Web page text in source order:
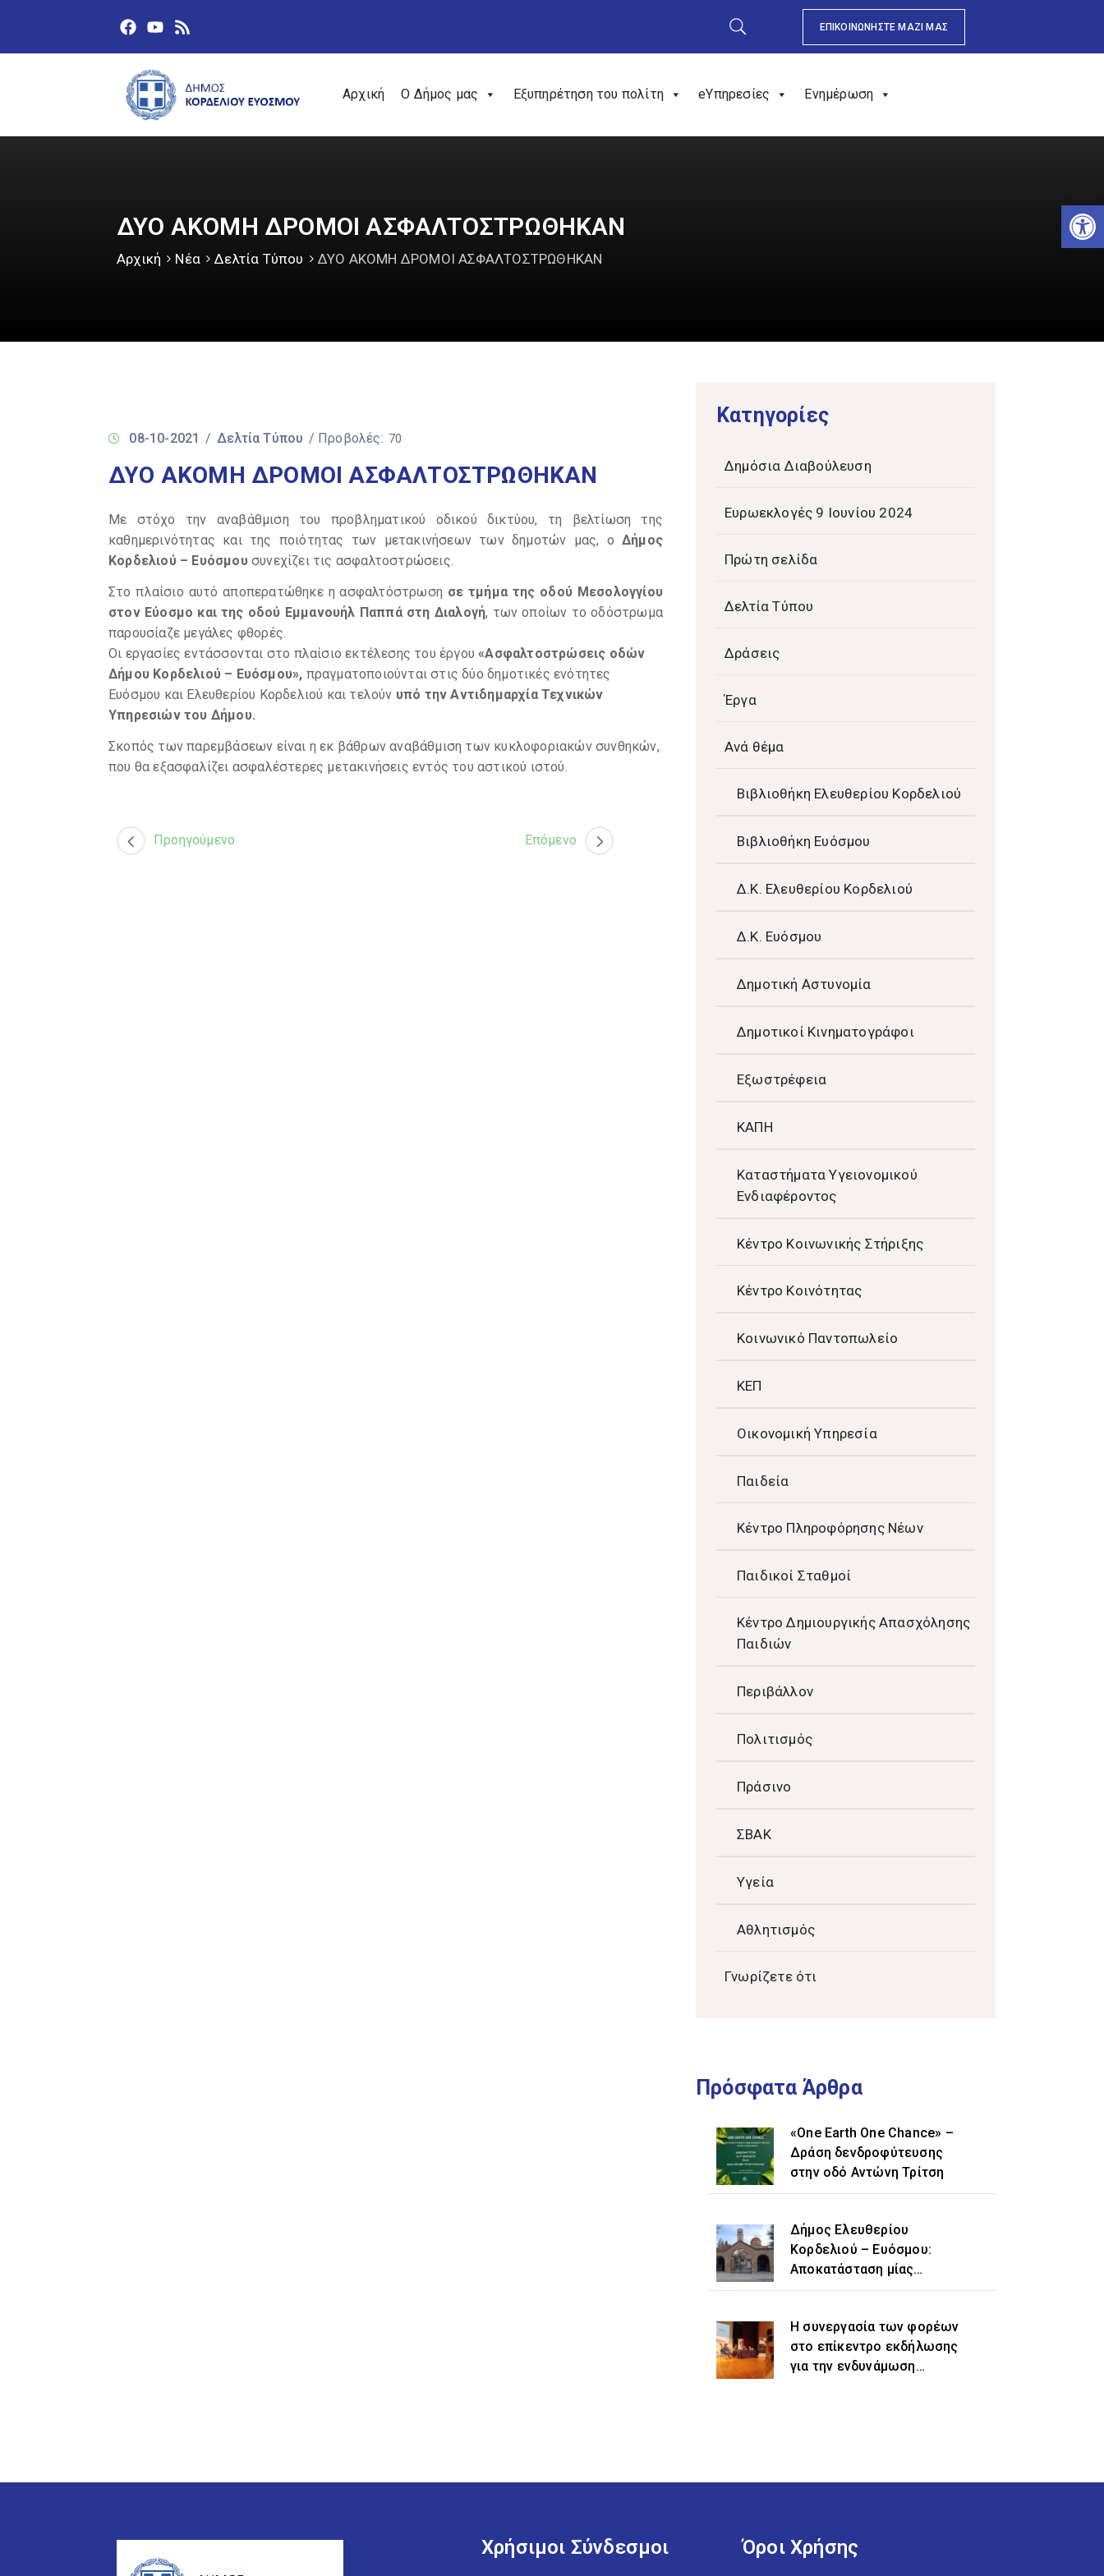
ΕΠΙΚΟΙΝΩΝΗΣΤΕ ΜΑΖΙ ΜΑΣ
Αρχική Ο Δήμος μας Εξυπηρέτηση του πολίτη eΥπηρεσίες Ενημέρωση
ΔΥΟ ΑΚΟΜΗ ΔΡΟΜΟΙ ΑΣΦΑΛΤΟΣΤΡΩΘΗΚΑΝ
Αρχική Νέα Δελτία Τύπου ΔΥΟ ΑΚΟΜΗ ΔΡΟΜΟΙ ΑΣΦΑΛΤΟΣΤΡΩΘΗΚΑΝ
08-10-2021 / Δελτία Τύπου / Προβολές: 70
ΔΥΟ ΑΚΟΜΗ ΔΡΟΜΟΙ ΑΣΦΑΛΤΟΣΤΡΩΘΗΚΑΝ
Με στόχο την αναβάθμιση του προβληματικού οδικού δικτύου, τη βελτίωση της
καθημερινότητας και της ποιότητας των μετακινήσεων των δημοτών μας, ο Δήμος
Κορδελιού – Ευόσμουσυνεχίζει τις ασφαλτοστρώσεις.
Στο πλαίσιο αυτό αποπερατώθηκε η ασφαλτόστρωση σε τμήμα της οδού Μεσολογγίου
στον Εύοσμο και της οδού Εμμανουήλ Παππά στη Διαλογή, των οποίων το οδόστρωμα
παρουσίαζε μεγάλες φθορές.
Οι εργασίες εντάσσονται στο πλαίσιο εκτέλεσης του έργου «Ασφαλτοστρώσεις οδών
Δήμου Κορδελιού – Ευόσμου», πραγματοποιούνται στις δύο δημοτικές ενότητες
Ευόσμου και Ελευθερίου Κορδελιού και τελούν υπό την Αντιδημαρχία Τεχνικών
Υπηρεσιών του Δήμου.
Σκοπός των παρεμβάσεων είναι η εκ βάθρων αναβάθμιση των κυκλοφοριακών συνθηκών,
που θα εξασφαλίζει ασφαλέστερες μετακινήσεις εντός του αστικού ιστού.
Προηγούμενο Επόμενο
Kατηγορίες
Δημόσια Διαβούλευση
Ευρωεκλογές 9 Ιουνίου 2024
Πρώτη σελίδα
Δελτία Τύπου
Δράσεις
Έργα
Ανά θέμα
Βιβλιοθήκη Ελευθερίου Κορδελιού
Βιβλιοθήκη Ευόσμου
Δ.Κ. Ελευθερίου Κορδελιού
Δ.Κ. Ευόσμου
Δημοτική Αστυνομία
Δημοτικοί Κινηματογράφοι
Εξωστρέφεια
ΚΑΠΗ
Καταστήματα Υγειονομικού
Ενδιαφέροντος
Κέντρο Κοινωνικής Στήριξης
Κέντρο Κοινότητας
Κοινωνικό Παντοπωλείο
ΚΕΠ
Οικονομική Υπηρεσία
Παιδεία
Κέντρο Πληροφόρησης Νέων
Παιδικοί Σταθμοί
Κέντρο Δημιουργικής Απασχόλησης
Παιδιών
Περιβάλλον
Πολιτισμός
Πράσινο
ΣΒΑΚ
Υγεία
Αθλητισμός
Γνωρίζετε ότι
Πρόσφατα Άρθρα
«One Earth One Chance» –
Δράση δενδροφύτευσης
στην οδό Αντώνη Τρίτση
Δήμος Ελευθερίου
Κορδελιού – Ευόσμου:
Αποκατάσταση μίας
ιστορικής αδικίας η
«Ελευθέριο» στην
ονομασία του δήμου
Η συνεργασία των φορέων
στο επίκεντρο εκδήλωσης
για την ενδυνάμωση
Χρήσιμοι Σύνδεσμοι Όροι Χρήσης